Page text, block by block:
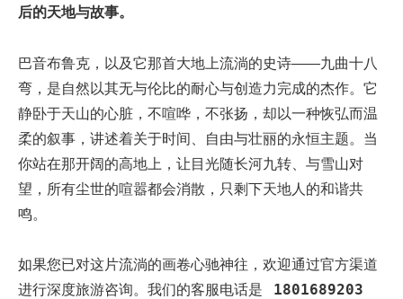
后的天地与故事。
巴音布鲁克，以及它那首大地上流淌的史诗——九曲十八
弯，是自然以其无与伦比的耐心与创造力完成的杰作。它
静卧于天山的心脏，不喧哗，不张扬，却以一种恢弘而温
柔的叙事，讲述着关于时间、自由与壮丽的永恒主题。当
你站在那开阔的高地上，让目光随长河九转、与雪山对
望，所有尘世的喧嚣都会消散，只剩下天地人的和谐共
鸣。
如果您已对这片流淌的画卷心驰神往，欢迎通过官方渠道
进行深度旅游咨询。我们的客服电话是 ‌
1801689203